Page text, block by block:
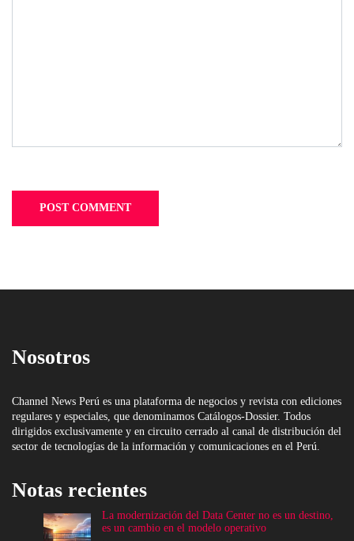
Nosotros
Channel News Perú es una plataforma de negocios y revista con ediciones
regulares y especiales, que denominamos Catálogos-Dossier. Todos
dirigidos exclusivamente y en circuito cerrado al canal de distribución del
sector de tecnologías de la información y comunicaciones en el Perú.
Notas recientes
La modernización del Data Center no es un destino,
es un cambio en el modelo operativo